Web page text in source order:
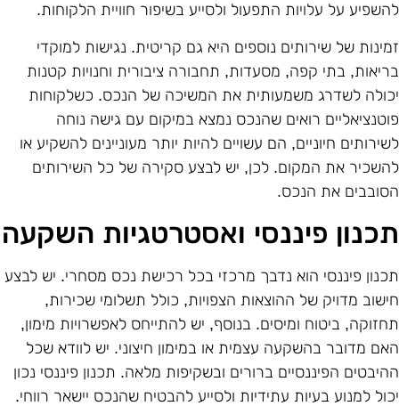
על עלויות התפעול ולסייע בשיפור חוויית הלקוחות.
של שירותים נוספים היא גם קריטית. נגישות למוקדי
בתי קפה, מסעדות, תחבורה ציבורית וחנויות קטנות
לשדרג משמעותית את המשיכה של הנכס. כשלקוחות
רואים שהנכס נמצא במיקום עם גישה נוחה
חיוניים, הם עשויים להיות יותר מעוניינים להשקיע או
את המקום. לכן, יש לבצע סקירה של כל השירותים
את הנכס.
פיננסי ואסטרטגיות השקעה
פיננסי הוא נדבך מרכזי בכל רכישת נכס מסחרי. יש לבצע
מדויק של ההוצאות הצפויות, כולל תשלומי שכירות,
ביטוח ומיסים. בנוסף, יש להתייחס לאפשרויות מימון,
מדובר בהשקעה עצמית או במימון חיצוני. יש לוודא שכל
הפיננסיים ברורים ובשקיפות מלאה. תכנון פיננסי נכון
למנוע בעיות עתידיות ולסייע להבטיח שהנכס יישאר רווחי.